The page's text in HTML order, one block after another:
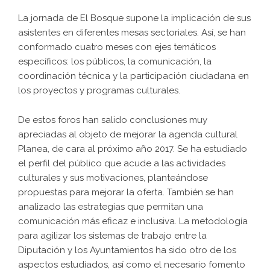
La jornada de El Bosque supone la implicación de sus
asistentes en diferentes mesas sectoriales. Así, se han
conformado cuatro meses con ejes temáticos
específicos: los públicos, la comunicación, la
coordinación técnica y la participación ciudadana en
los proyectos y programas culturales.
De estos foros han salido conclusiones muy
apreciadas al objeto de mejorar la agenda cultural
Planea, de cara al próximo año 2017. Se ha estudiado
el perfil del público que acude a las actividades
culturales y sus motivaciones, planteándose
propuestas para mejorar la oferta. También se han
analizado las estrategias que permitan una
comunicación más eficaz e inclusiva. La metodología
para agilizar los sistemas de trabajo entre la
Diputación y los Ayuntamientos ha sido otro de los
aspectos estudiados, así como el necesario fomento